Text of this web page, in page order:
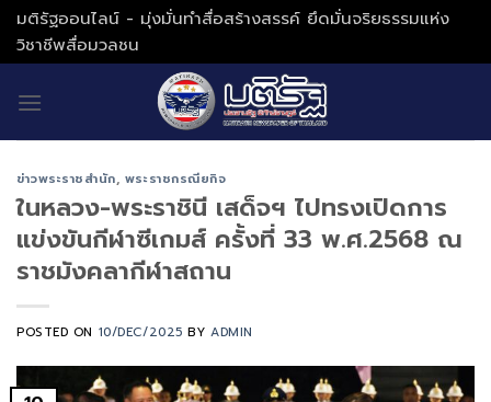
Skip
to
content
มติรัฐออนไลน์ - มุ่งมั่นทำสื่อสร้างสรรค์ ยึดมั่นจริยธรรมแห่ง
วิชาชีพสื่อมวลชน
ข่าวพระราชสำนัก, พระราชกรณียกิจ
ในหลวง-พระราชินี เสด็จฯ ไปทรงเปิดการ
แข่งขันกีฬาซีเกมส์ ครั้งที่ 33 พ.ศ.2568 ณ
ราชมังคลากีฬาสถาน
POSTED ON 10/DEC/2025 BYADMIN